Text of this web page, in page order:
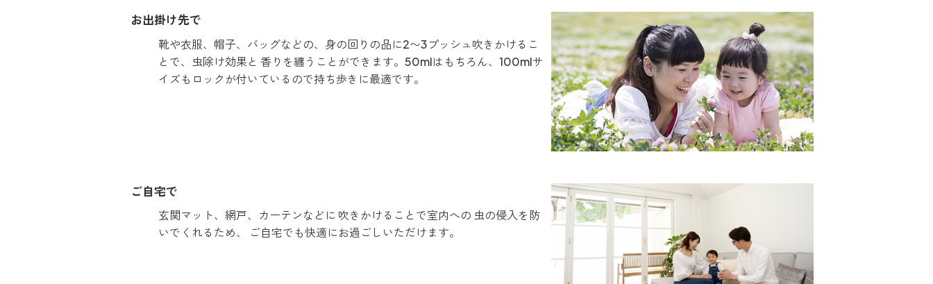
お出掛け先で
靴や衣服、帽子、バッグなどの、身の回りの品に2〜3プッシュ吹きかけるこ
とで、虫除け効果と 香りを纏うことができます。50mlはもちろん、100mlサ
イズもロックが付いているので持ち歩きに最適です。
ご自宅で
玄関マット、網戸、カーテンなどに 吹きかけることで室内への 虫の侵入を防
いでくれるため、 ご自宅でも快適にお過ごしいただけます。